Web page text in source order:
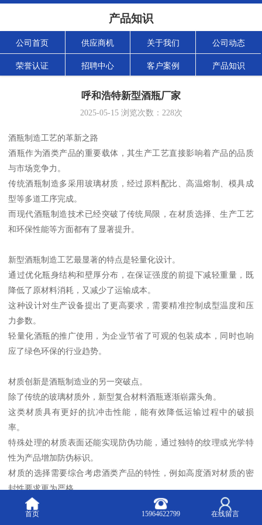
产品知识
公司首页 供应商机 关于我们 公司动态
荣誉认证 招聘中心 客户案例 产品知识
呼和浩特新型酒瓶厂家
2025-05-15浏览次数： 228次
酒瓶制造工艺的革新之路
酒瓶作为酒类产品的重要载体，其生产工艺直接影响着产品的品质
与市场竞争力。
传统酒瓶制造多采用玻璃材质，经过原料配比、高温熔制、模具成
型等多道工序完成。
而现代酒瓶制造技术已经突破了传统局限，在材质选择、生产工艺
和环保性能等方面都有了显著提升。
新型酒瓶制造工艺最显著的特点是轻量化设计。
通过优化瓶身结构和壁厚分布，在保证强度的前提下减轻重量，既
降低了原材料消耗，又减少了运输成本。
这种设计对生产设备提出了更高要求，需要精准控制成型温度和压
力参数。
轻量化酒瓶的推广使用，为企业节省了可观的包装成本，同时也响
应了绿色环保的行业趋势。
材质创新是酒瓶制造业的另一突破点。
除了传统的玻璃材质外，新型复合材料酒瓶逐渐崭露头角。
这类材质具有更好的抗冲击性能，能有效降低运输过程中的破损
率。
特殊处理的材质表面还能实现防伪功能，通过独特的纹理或光学特
性为产品增加防伪标识。
材质的选择需要综合考虑酒类产品的特性，例如高度酒对材质的密
封性要求更为严格。
酒瓶生产的智能化改造正在改变行业面貌。
首页 15964622799 在线留言